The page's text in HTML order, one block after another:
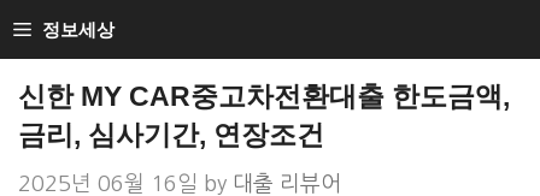
Skip
to
content
정보세상
신한 MY CAR중고차전환대출 한도금액,
금리, 심사기간, 연장조건
2025년 06월 16일 by 대출 리뷰어